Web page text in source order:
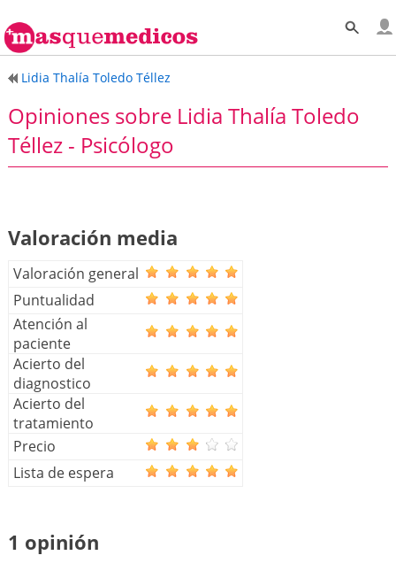
Lidia Thalía Toledo Téllez
Opiniones sobre Lidia Thalía Toledo
Téllez - Psicólogo
Valoración media
Valoración general
Puntualidad
Atención al
paciente
Acierto del
diagnostico
Acierto del
tratamiento
Precio
Lista de espera
1 opinión